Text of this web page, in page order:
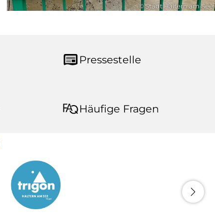
© Stadt Haltern am See
Pressestelle
Häufige Fragen